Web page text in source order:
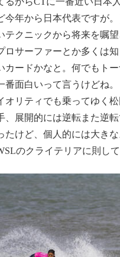
今年から日本代表ですが。
テクニックから将来を嘱
ロサーファーとか多くは知
カードかなと。何でもト
番面白いって言うけどね。
オリティでも乗ってゆく
、展開的には逆転また逆
たけど、個人的には大き
のクライテリアに則して